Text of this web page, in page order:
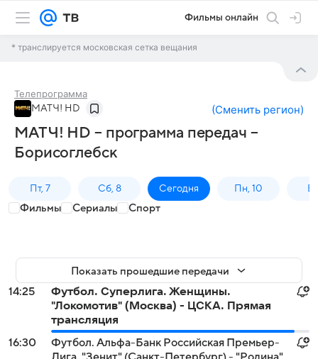
Фильмы онлайн
* транслируется московская сетка вещания
Телепрограмма
МАТЧ! HD (Сменить регион)
МАТЧ! HD – программа передач –
Борисоглебск
Пт, 7 Сб, 8 Сегодня Пн, 10
Фильмы Сериалы Спорт
Показать прошедшие передачи
14:25
Футбол. Суперлига. Женщины.
"Локомотив" (Москва) - ЦСКА. Прямая
трансляция
16:30
Футбол. Альфа-Банк Российская Премьер-